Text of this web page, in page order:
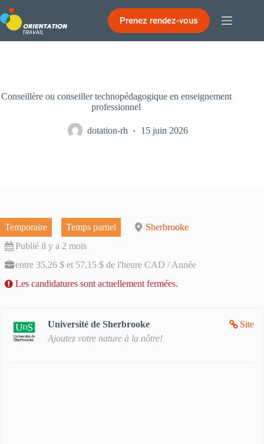
au
contenu
Prenez rendez-vous
Conseillère ou conseiller technopédagogique en enseignement
professionnel
dotation-rh 15 juin 2026
Temporaire Temps partiel
Sherbrooke
Publié il y a 2 mois
entre 35,26 $ et 57,15 $ de l'heure CAD / Année
Les candidatures sont actuellement fermées.
Site
Université de Sherbrooke
Ajoutez votre nature à la nôtre!